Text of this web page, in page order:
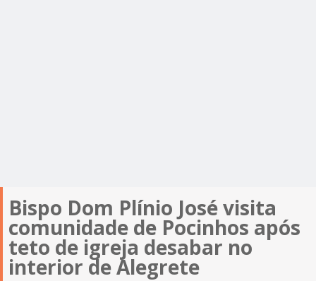
Bispo Dom Plínio José visita
comunidade de Pocinhos após
teto de igreja desabar no
interior de Alegrete